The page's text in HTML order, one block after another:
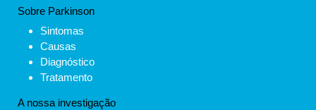
Sobre Parkinson
Sintomas
Causas
Diagnóstico
Tratamento
A nossa investigação